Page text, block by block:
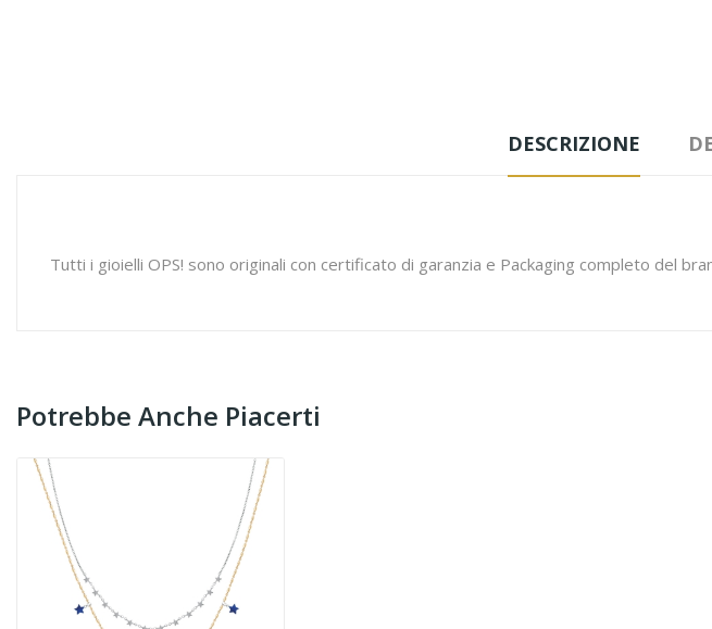
DESCRIZIONE
Tutti i gioielli OPS! sono originali con certificato di garanzia e Packaging completo del
Potrebbe Anche Piacerti